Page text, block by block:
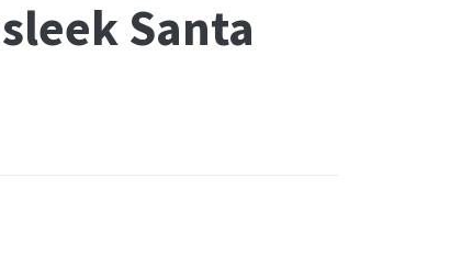
Santa